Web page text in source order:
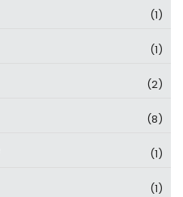
(1)
(1)
(2)
(8)
(1)
(1)